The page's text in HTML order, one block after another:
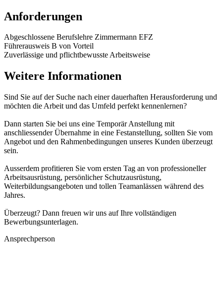
Anforderungen
Abgeschlossene Berufslehre Zimmermann EFZ
Führerausweis B von Vorteil
Zuverlässige und pflichtbewusste Arbeitsweise
Weitere Informationen
Sind Sie auf der Suche nach einer dauerhaften Herausforderung und
möchten die Arbeit und das Umfeld perfekt kennenlernen?
Dann starten Sie bei uns eine Temporär Anstellung mit
anschliessender Übernahme in eine Festanstellung, sollten Sie vom
Angebot und den Rahmenbedingungen unseres Kunden überzeugt
sein.
Ausserdem profitieren Sie vom ersten Tag an von professioneller
Arbeitsausrüstung, persönlicher Schutzausrüstung,
Weiterbildungsangeboten und tollen Teamanlässen während des
Jahres.
Überzeugt? Dann freuen wir uns auf Ihre vollständigen
Bewerbungsunterlagen.
Ansprechperson